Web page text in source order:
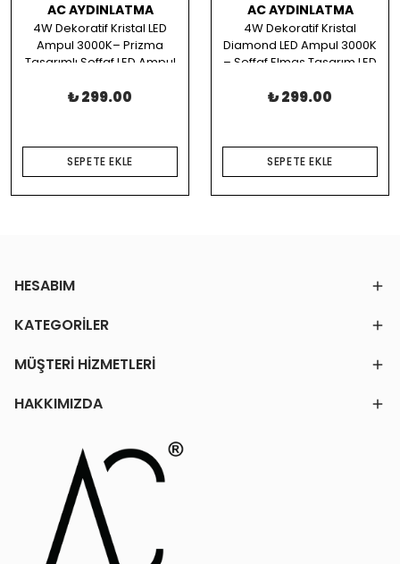
AC AYDINLATMA
4W Dekoratif Kristal LED
Ampul 3000K– Prizma
Tasarımlı Şeffaf LED Ampul
₺ 299.00
SEPETE EKLE
AC AYDINLATMA
4W Dekoratif Kristal
Diamond LED Ampul 3000K
– Şeffaf Elmas Tasarım LED
₺ 299.00
SEPETE EKLE
HESABIM
KATEGORİLER
MÜŞTERİ HİZMETLERİ
HAKKIMIZDA